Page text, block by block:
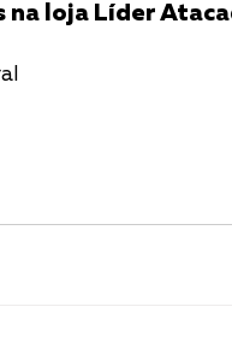
loja Líder